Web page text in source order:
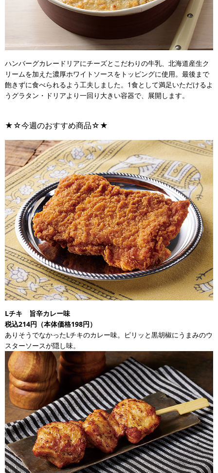
ハンバーグカレードリアにチーズとこだわりの牛乳、北海道産生ク
リームを加えた濃厚ホワイトソースをトッピングに使用。最後まで
飽きずに食べられるよう工夫しました。1食として満足いただけるよ
うグラタン・ドリアより一回り大きい容器で、展開します。
★☆今週のおすすめ商品☆★
Lチキ 旨辛カレー味
税込214円（本体価格198円）
ありそうでなかったLチキのカレー味。ピリッと黒胡椒にうまみのウ
スターソースが隠し味。